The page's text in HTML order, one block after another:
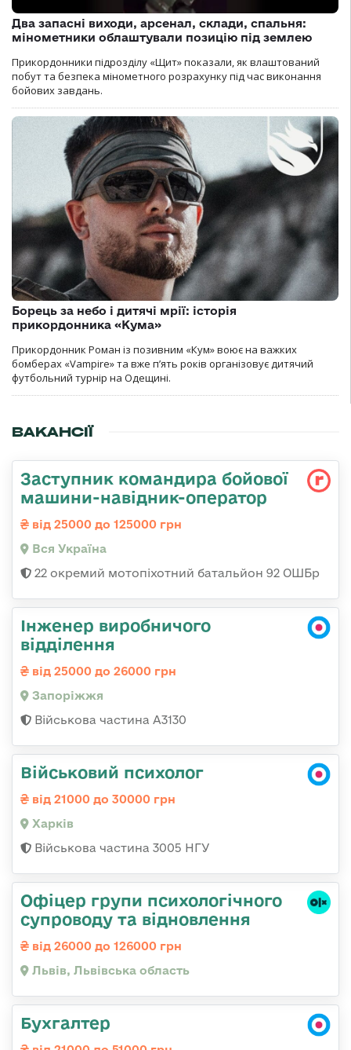
Два запасні виходи, арсенал, склади, спальня:
мінометники облаштували позицію під землею
Прикордонники підрозділу «Щит» показали, як влаштований
побут та безпека мінометного розрахунку під час виконання
бойових завдань.
Борець за небо і дитячі мрії: історія
прикордонника «Кума»
Прикордонник Роман із позивним «Кум» воює на важких
бомберах «Vampire» та вже п’ять років організовує дитячий
футбольний турнір на Одещині.
ВАКАНСІЇ
Заступник командира бойової
машини-навідник-оператор
від 25000 до 125000 грн
Вся Україна
22 окремий мотопіхотний батальйон 92 ОШБр
Інженер виробничого
відділення
від 25000 до 26000 грн
Запоріжжя
Військова частина А3130
Військовий психолог
від 21000 до 30000 грн
Харків
Військова частина 3005 НГУ
Офіцер групи психологічного
супроводу та відновлення
від 26000 до 126000 грн
Львів, Львівська область
Бухгалтер